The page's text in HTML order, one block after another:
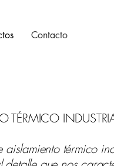
Contacto
TÉRMICO
térmico